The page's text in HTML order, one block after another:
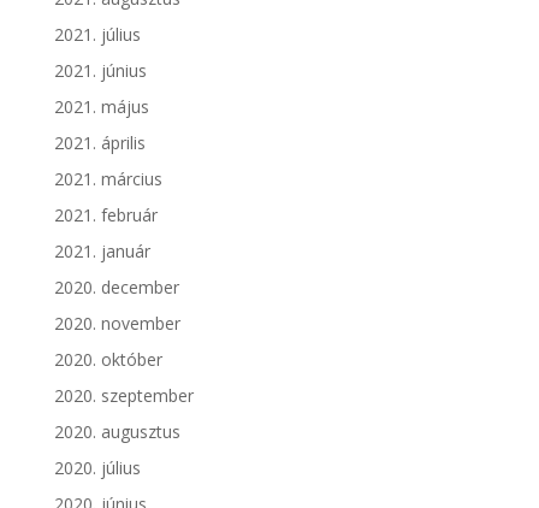
2021. július
2021. június
2021. május
2021. április
2021. március
2021. február
2021. január
2020. december
2020. november
2020. október
2020. szeptember
2020. augusztus
2020. július